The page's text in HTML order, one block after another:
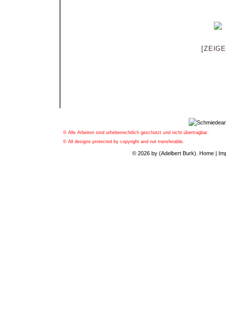
© Alle Arbeiten sind urheberrechtlich geschützt und nicht übertragbar.
© All designs protected by copyright and not transferable.
© 2026 by (Adelbert Burk). Home|